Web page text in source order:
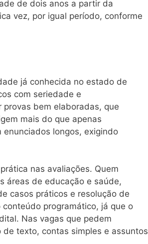
de dois anos a partir da
vez, por igual período, conforme
já conhecida no estado de
com seriedade e
bem elaboradas, que
mais do que apenas
enunciados longos, exigindo
nas avaliações. Quem
áreas de educação e saúde,
casos práticos e resolução de
programático, já que o
Nas vagas que pedem
texto, contas simples e assuntos